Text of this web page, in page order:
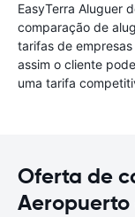
EasyTerra Aluguer
comparação de
tarifas de
assim o cliente
uma tarifa
Oferta de